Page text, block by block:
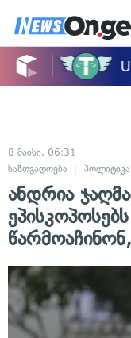
8 მაისი, 06:31
საზოგადოება
პოლიტიკა
ანდრია